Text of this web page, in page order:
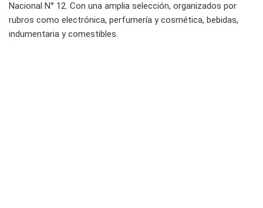
Nacional N° 12. Con una amplia selección, organizados por
rubros como electrónica, perfumería y cosmética, bebidas,
indumentaria y comestibles.